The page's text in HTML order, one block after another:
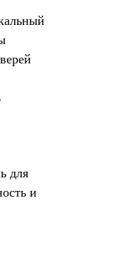
для
и